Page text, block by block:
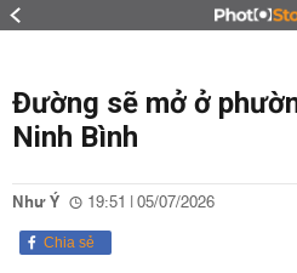
Đường sẽ mở ở
Ninh Bình
Như Ý 19:51 | 05/07/2026
Chia sẻ